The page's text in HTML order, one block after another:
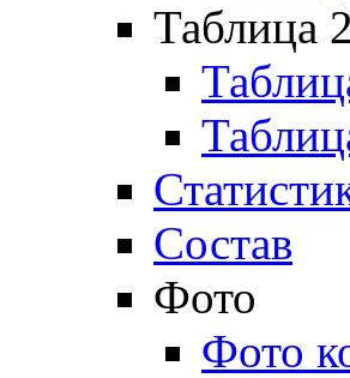
Таблица
Состав
Фото
Фото